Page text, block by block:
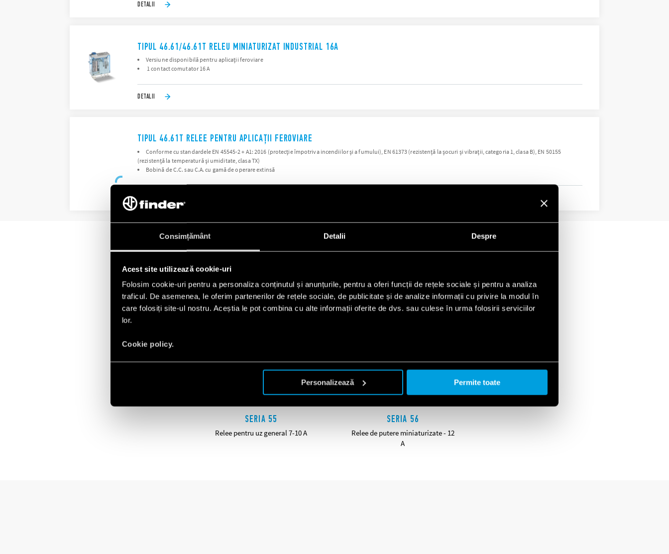
Consimțământ Detalii Despre
Acest site utilizează cookie-uri
Folosim cookie-uri pentru a personaliza conținutul și anunțurile, pentru a oferi funcții de rețele sociale și pentru a analiza
traficul. De asemenea, le oferim partenerilor de rețele sociale, de publicitate și de analize informații cu privire la modul în
care folosiți site-ul nostru. Aceștia le pot combina cu alte informații oferite de dvs. sau culese în urma folosirii serviciilor
lor.
Cookie policy.
Personalizează Permite toate
DETALII
TIPUL 46.61/46.61T RELEU MINIATURIZAT INDUSTRIAL 16A
Versiune disponibilă pentru aplicații feroviare
1 contact comutator 16 A
DETALII
TIPUL 46.61T RELEE PENTRU APLICAȚII FEROVIARE
Conforme cu standardele EN 45545-2 + A1: 2016 (protecție împotriva incendiilor și a fumului), EN 61373 (rezistență la șocuri și vibrații, categoria 1, clasa B), EN 50155
(rezistență la temperatură și umiditate, clasa TX)
Bobină de C.C. sau C.A. cu gamă de operare extinsă
SERII CONEXE
PRODUSE
SERIA 55
Relee pentru uz general 7-10 A
SERIA 56
Relee de putere miniaturizate - 12
A